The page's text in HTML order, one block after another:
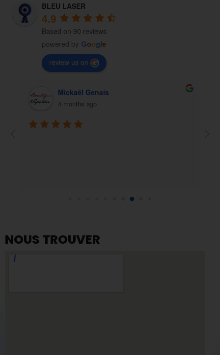
BLEU LASER
4.9
Based on 90 reviews
powered by Google
review us on
Mickaël Genais
4 months ago
NOUS TROUVER